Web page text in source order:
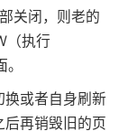
关闭，则老的
（执行
换或者自身刷新
再销毁旧的页